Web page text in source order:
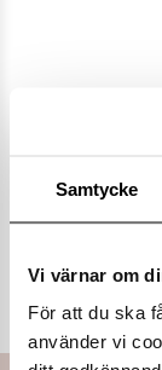
Samtycke
Vi värnar om
För att du ska
använder vi
Dasia